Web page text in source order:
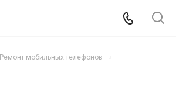
Ремонт мобильных телефонов